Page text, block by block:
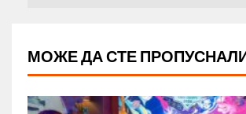
МОЖЕ ДА СТЕ